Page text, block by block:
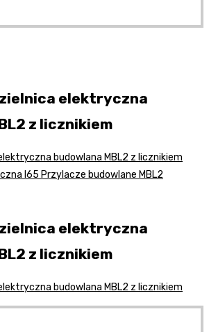
elektryczna
z licznikiem
budowlana MBL2 z licznikiem
elektryczna
z licznikiem
budowlana MBL2 z licznikiem